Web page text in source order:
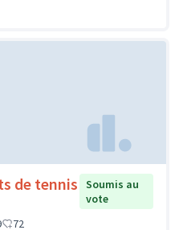
de tennis
Soumis au
vote
72